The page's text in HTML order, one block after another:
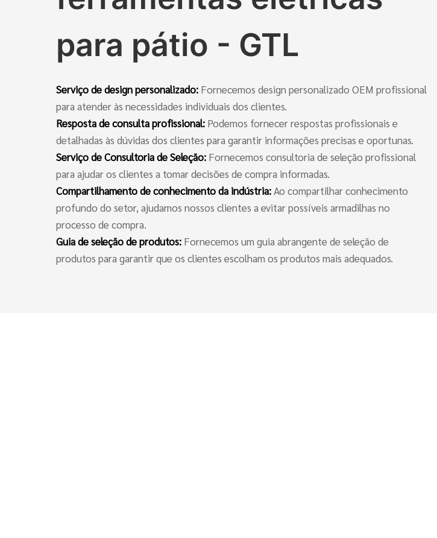
para pátio - GTL
Serviço de design personalizado: Fornecemos design personalizado OEM profissional
para atender às necessidades individuais dos clientes.
Resposta de consulta profissional: Podemos fornecer respostas profissionais e
detalhadas às dúvidas dos clientes para garantir informações precisas e oportunas.
Serviço de Consultoria de Seleção: Fornecemos consultoria de seleção profissional
para ajudar os clientes a tomar decisões de compra informadas.
Compartilhamento de conhecimento da indústria:Ao compartilhar conhecimento
profundo do setor, ajudamos nossos clientes a evitar possíveis armadilhas no
processo de compra.
Guia de seleção de produtos: Fornecemos um guia abrangente de seleção de
produtos para garantir que os clientes escolham os produtos mais adequados.